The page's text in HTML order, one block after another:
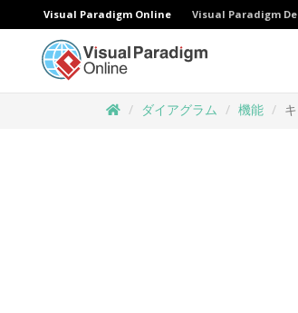
Visual Paradigm Online Visual Paradigm
ダイアグラム 機能